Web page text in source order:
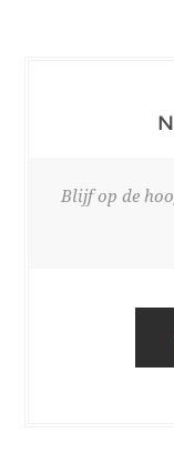
Blijf op de